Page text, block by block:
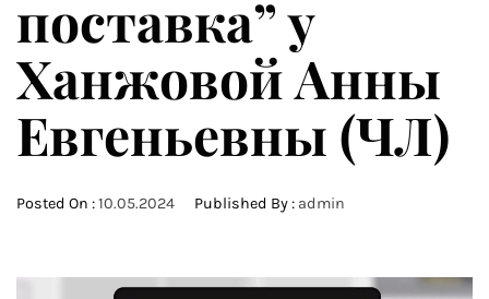
поставка” у
Ханжовой Анны
Евгеньевны (ЧЛ)
Posted On :10.05.2024 Published By : admin